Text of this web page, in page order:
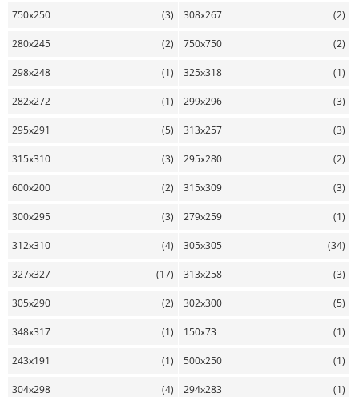
750x250 (3) 308x267 (2)
280x245 (2) 750x750 (2)
298x248 (1) 325x318 (1)
282x272 (1) 299x296 (3)
295x291 (5) 313x257 (3)
315x310 (3) 295x280 (2)
600x200 (2) 315x309 (3)
300x295 (3) 279x259 (1)
312x310 (4) 305x305 (34)
327x327 (17) 313x258 (3)
305x290 (2) 302x300 (5)
348x317 (1) 150x73 (1)
243x191 (1) 500x250 (1)
304x298 (4) 294x283 (1)